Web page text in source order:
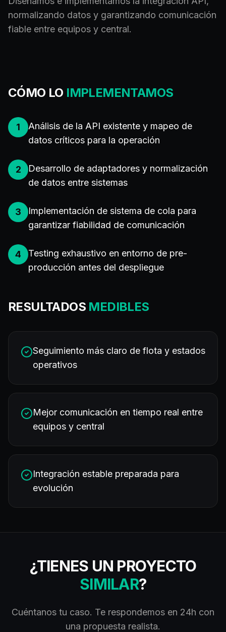
normalizando datos y garantizando comunicación
fiable entre equipos y central.
CÓMO LO IMPLEMENTAMOS
1
Análisis de la API existente y mapeo de
datos críticos para la operación
2
Desarrollo de adaptadores y normalización
de datos entre sistemas
3
Implementación de sistema de cola para
garantizar fiabilidad de comunicación
4
Testing exhaustivo en entorno de pre-
producción antes del despliegue
RESULTADOS MEDIBLES
Seguimiento más claro de flota y estados
operativos
Mejor comunicación en tiempo real entre
equipos y central
Integración estable preparada para
evolución
¿TIENES UN PROYECTO
SIMILAR?
Cuéntanos tu caso. Te respondemos en 24h con
una propuesta realista.